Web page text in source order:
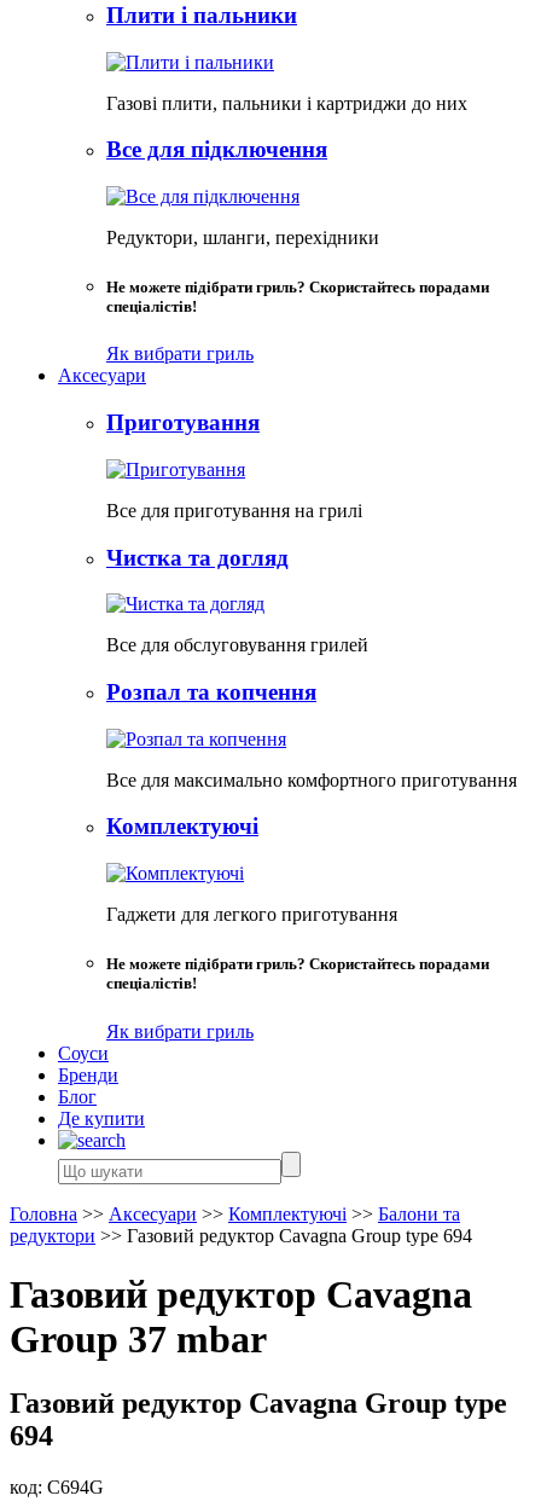
Плити і пальники
Газові плити, пальники і картриджи до них
Все для підключення
Редуктори, шланги, перехідники
Не можете підібрати гриль? Скористайтесь порадами
спеціалістів!
Як вибрати гриль
Аксесуари
Приготування
Все для приготування на грилі
Чистка та догляд
Все для обслуговування грилей
Розпал та копчення
Все для максимально комфортного приготування
Комплектуючі
Гаджети для легкого приготування
Не можете підібрати гриль? Скористайтесь порадами
спеціалістів!
Як вибрати гриль
Соуси
Бренди
Блог
Де купити
Головна >> Аксесуари >> Комплектуючі >> Балони та
редуктори >> Газовий редуктор Cavagna Group type 694
Газовий редуктор Cavagna
Group 37 mbar
Газовий редуктор Cavagna Group type
694
код: C694G